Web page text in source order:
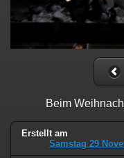
Beim
Erstellt am
Samstag 29